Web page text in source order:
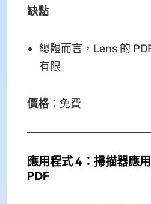
缺點
總體而言，Lens 的
有限
價格：免費
應用程式 4：掃描器應
PDF